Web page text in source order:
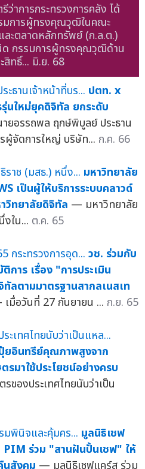
าการกระทรวงการคลัง ได้
มการผู้ทรงคุณวุฒิในคณะ
ะตลาดหลักทรัพย์ (ก.ล.ต.)
ด กรรมการผู้ทรงคุณวุฒิด้าน
สิทธิ์... มิ.ย. 68
ปตท. x
นใหม่ยุคดิจิทัล ยกระดับ
ยอรรถพล ฤกษ์พิบูลย์ ประธาน
ผู้จัดการใหญ่ บริษัท... ก.ค. 66
มหาวิทยาลัย
เป็นผู้ให้บริการระบบคลาวด์
วิทยาลัยดิจิทัล — มหาวิทยาลัย
งใน... ต.ค. 65
วช. ร่วมกับ
การ เรื่อง "การประเมิน
ลตามมาตรฐานสากลเนสเท
มื่อวันที่ 27 กันยายน ... ก.ย. 65
อินทรีย์คุณภาพสูงจาก
รมาใช้ประโยชน์อย่างครบ
องประเทศไทยนับว่าเป็น
มูลนิธิเชฟ
ร่วม "สานฝันปั้นเชฟ" ให้